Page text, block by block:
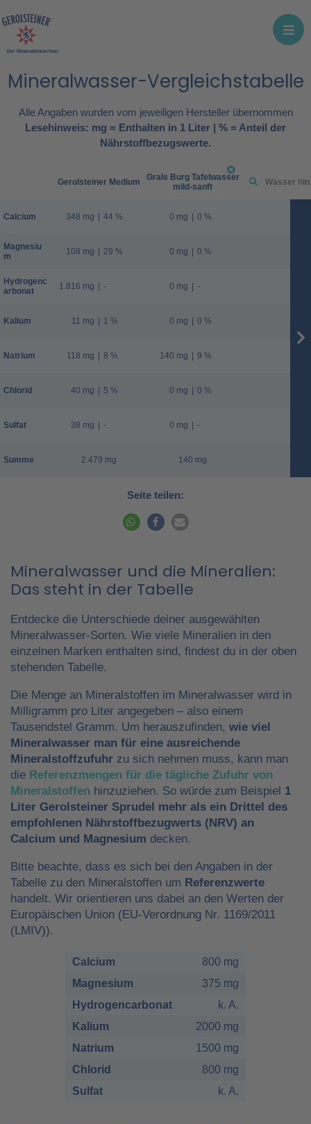
Der Mineralienrechner
Mineralwasser-Vergleichstabelle
Alle Angaben wurden vom jeweiligen Hersteller übernommen
Lesehinweis: mg = Enthalten in 1 Liter | % = Anteil der
Nährstoffbezugswerte.
Calcium
Magnesiu
m
Hydrogenc
arbonat
Kalium
Natrium
Chlorid
Sulfat
Summe
Gerolsteiner Medium
348 mg | 44 %
108 mg | 29 %
1.816 mg | -
11 mg | 1 %
118 mg | 8 %
40 mg | 5 %
38 mg | -
2.479 mg
Grals Burg Tafelwasser
mild-sanft
0 mg | 0 %
0 mg | 0 %
0 mg | -
0 mg | 0 %
140 mg | 9 %
0 mg | 0 %
0 mg | -
140 mg
Seite teilen:
Mineralwasser und die Mineralien:
Das steht in der Tabelle
Entdecke die Unterschiede deiner ausgewählten
Mineralwasser-Sorten. Wie viele Mineralien in den
einzelnen Marken enthalten sind, findest du in der oben
stehenden Tabelle.
Die Menge an Mineralstoffen im Mineralwasser wird in
Milligramm pro Liter angegeben – also einem
Tausendstel Gramm. Um herauszufinden, wie viel
Mineralwasser man für eine ausreichende
Mineralstoffzufuhr zu sich nehmen muss, kann man
die Referenzmengen für die tägliche Zufuhr von
Mineralstoffen hinzuziehen. So würde zum Beispiel 1
Liter Gerolsteiner Sprudel mehr als ein Drittel des
empfohlenen Nährstoffbezugwerts (NRV) an
Calcium und Magnesium decken.
Bitte beachte, dass es sich bei den Angaben in der
Tabelle zu den Mineralstoffen um Referenzwerte
handelt. Wir orientieren uns dabei an den Werten der
Europäischen Union (EU-Verordnung Nr. 1169/2011
(LMIV)).
Calcium
800 mg
Magnesium
375 mg
Hydrogencarbonat
k. A.
Kalium
2000 mg
Natrium
1500 mg
Chlorid
800 mg
Sulfat
k. A.